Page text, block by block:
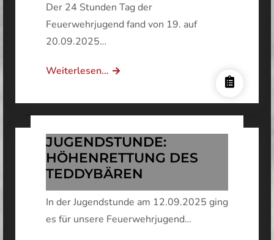
Der 24 Stunden Tag der
Feuerwehrjugend fand von 19. auf
20.09.2025…
Weiterlesen…DANKE
DIE
AN
GESCHÄFTSFÜHRENDEN
GEMEINDERAT
DAVID
DIABL!
JUGENDSTUNDE:
HÖHENRETTUNG DES
TEDDYBÄREN
In der Jugendstunde am 12.09.2025 ging
es für unsere Feuerwehrjugend…